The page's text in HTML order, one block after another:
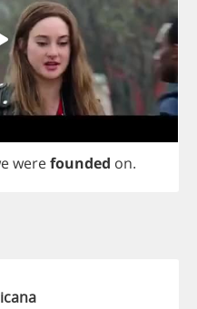
werefounded on.